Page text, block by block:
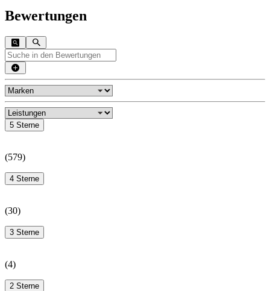
Bewertungen
5 Sterne
(579)
4 Sterne
(30)
3 Sterne
(4)
2 Sterne